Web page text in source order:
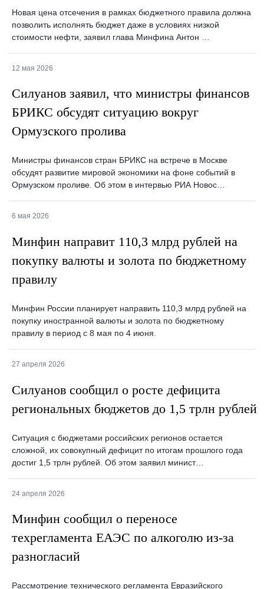
Новая цена отсечения в рамках бюджетного правила должна
позволить исполнять бюджет даже в условиях низкой
стоимости нефти, заявил глава Минфина Антон …
12 мая 2026
Силуанов заявил, что министры финансов
БРИКС обсудят ситуацию вокруг
Ормузского пролива
Министры финансов стран БРИКС на встрече в Москве
обсудят развитие мировой экономики на фоне событий в
Ормузском проливе. Об этом в интервью РИА Новос…
6 мая 2026
Минфин направит 110,3 млрд рублей на
покупку валюты и золота по бюджетному
правилу
Минфин России планирует направить 110,3 млрд рублей на
покупку иностранной валюты и золота по бюджетному
правилу в период с 8 мая по 4 июня.
27 апреля 2026
Силуанов сообщил о росте дефицита
региональных бюджетов до 1,5 трлн рублей
Ситуация с бюджетами российских регионов остается
сложной, их совокупный дефицит по итогам прошлого года
достиг 1,5 трлн рублей. Об этом заявил минист…
24 апреля 2026
Минфин сообщил о переносе
техрегламента ЕАЭС по алкоголю из-за
разногласий
Рассмотрение технического регламента Евразийского